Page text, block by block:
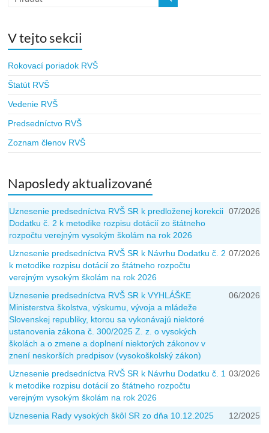
V tejto sekcii
Rokovací poriadok RVŠ
Štatút RVŠ
Vedenie RVŠ
Predsedníctvo RVŠ
Zoznam členov RVŠ
Naposledy aktualizované
Uznesenie predsedníctva RVŠ SR k predloženej korekcii
Dodatku č. 2 k metodike rozpisu dotácií zo štátneho
rozpočtu verejným vysokým školám na rok 2026
07/2026
Uznesenie predsedníctva RVŠ SR k Návrhu Dodatku č. 2
k metodike rozpisu dotácií zo štátneho rozpočtu
verejným vysokým školám na rok 2026
07/2026
Uznesenie predsedníctva RVŠ SR k VYHLÁŠKE
Ministerstva školstva, výskumu, vývoja a mládeže
Slovenskej republiky, ktorou sa vykonávajú niektoré
ustanovenia zákona č. 300/2025 Z. z. o vysokých
školách a o zmene a doplnení niektorých zákonov v
znení neskorších predpisov (vysokoškolský zákon)
06/2026
Uznesenie predsedníctva RVŠ SR k Návrhu Dodatku č. 1
k metodike rozpisu dotácií zo štátneho rozpočtu
verejným vysokým školám na rok 2026
03/2026
Uznesenia Rady vysokých škôl SR zo dňa 10.12.2025 12/2025